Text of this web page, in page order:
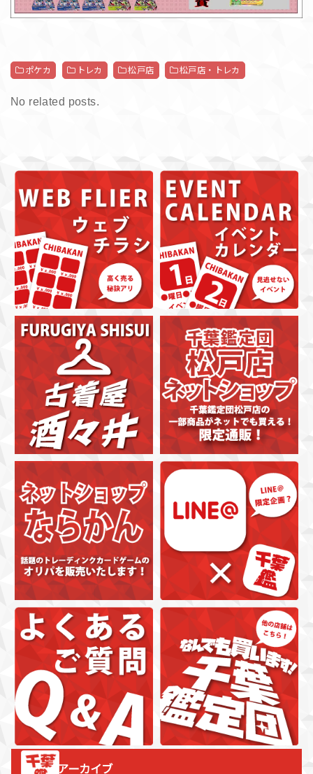
ポケカ トレカ 松戸店 松戸店・トレカ
No related posts.
アーカイブ